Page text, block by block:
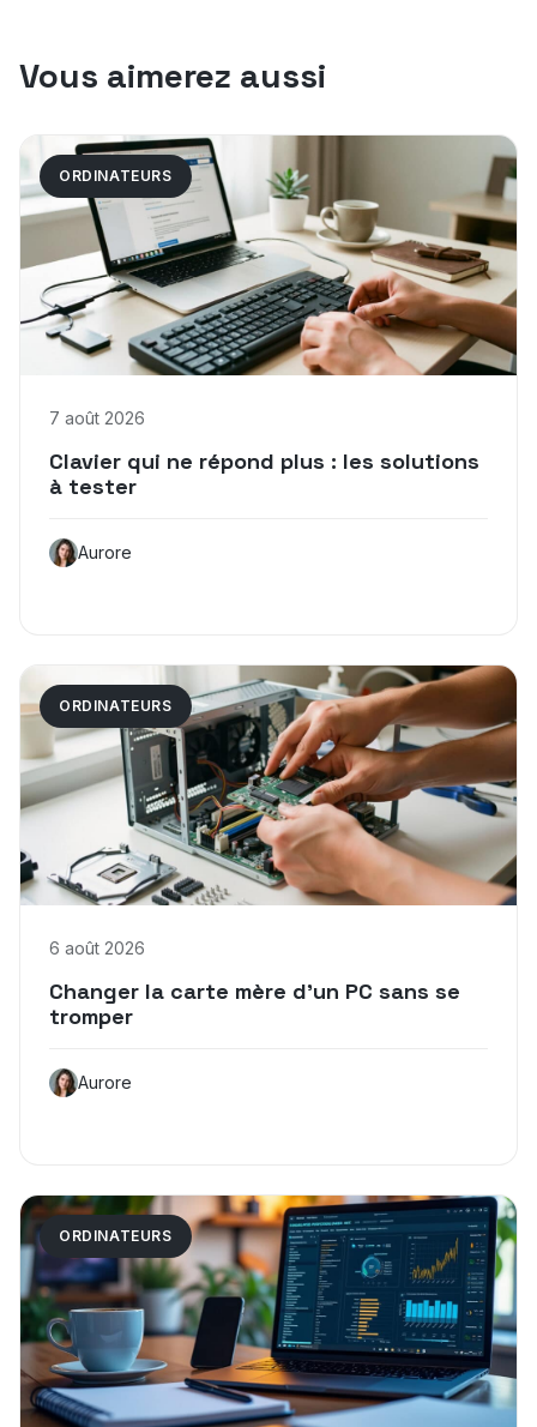
Vous aimerez aussi
ORDINATEURS
7 août 2026
Clavier qui ne répond plus : les solutions
à tester
Aurore
ORDINATEURS
6 août 2026
Changer la carte mère d’un PC sans se
tromper
Aurore
ORDINATEURS